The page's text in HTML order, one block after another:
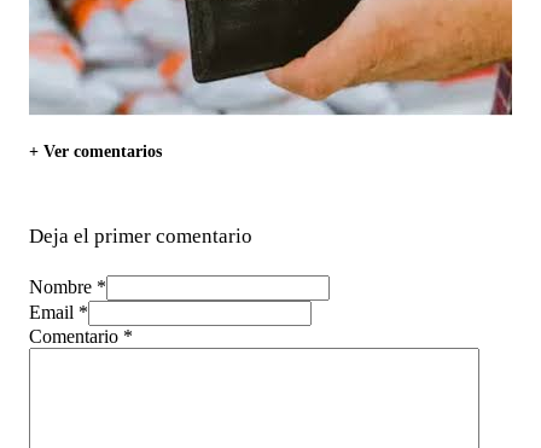
+ Ver comentarios
Deja el primer comentario
Nombre *
Email *
Comentario *